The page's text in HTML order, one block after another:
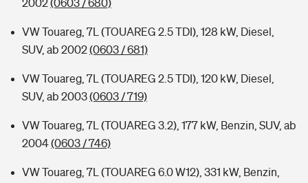
Kinderunfall-Check: Mehr Sicherheit für deine Kids
Typklassen: So ist Ihr Auto eingestuft
Sie haben Fragen?
2002(0603 / 680)
VW Touareg, 7L (TOUAREG 2.5 TDI), 128 kW, Diesel,
SUV, ab 2002(0603 / 681)
VW Touareg, 7L (TOUAREG 2.5 TDI), 120 kW, Diesel,
SUV, ab 2003(0603 / 719)
VW Touareg, 7L (TOUAREG 3.2), 177 kW, Benzin, SUV, ab
2004(0603 / 746)
VW Touareg, 7L (TOUAREG 6.0 W12), 331 kW, Benzin,